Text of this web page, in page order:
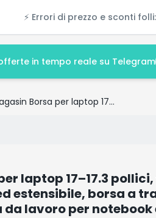
⚡ Errori di prezzo e sconti
in tempo reale su Telegram
bagasin Borsa per laptop 17–17.3 pollici, valigetta impermeabile ed estensibile, borsa a tracolla per computer portatile, borsa da lavoro per notebook e PC
laptop 17–17.3
estensibile, borsa a
lavoro per notebook